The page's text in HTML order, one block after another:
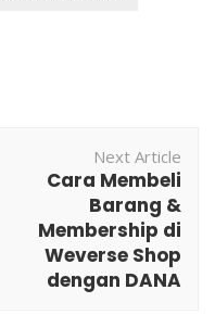
Next Article
Cara Membeli
Barang &
Membership di
Weverse Shop
dengan DANA